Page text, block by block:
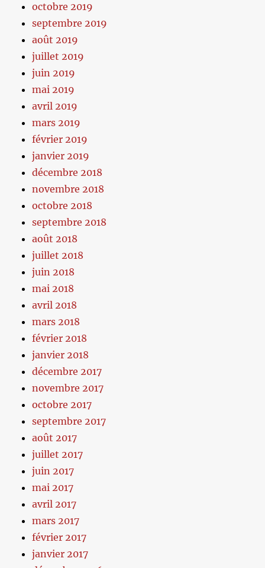
octobre 2019
septembre 2019
août 2019
juillet 2019
juin 2019
mai 2019
avril 2019
mars 2019
février 2019
janvier 2019
décembre 2018
novembre 2018
octobre 2018
septembre 2018
août 2018
juillet 2018
juin 2018
mai 2018
avril 2018
mars 2018
février 2018
janvier 2018
décembre 2017
novembre 2017
octobre 2017
septembre 2017
août 2017
juillet 2017
juin 2017
mai 2017
avril 2017
mars 2017
février 2017
janvier 2017